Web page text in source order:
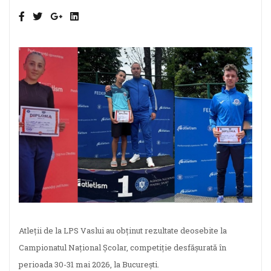
Atleții de la LPS Vaslui au obținut rezultate deosebite la
Campionatul Național Școlar, competiție desfășurată în
perioada 30-31 mai 2026, la București.